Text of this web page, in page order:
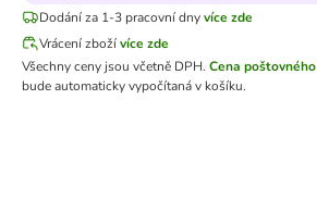
Dodání za 1-3 pracovní dny více zde
Vrácení zbožívíce zde
Všechny ceny jsou včetně DPH. Cena poštovného
bude automaticky vypočítaná v košíku.